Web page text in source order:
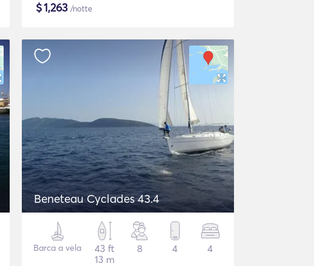
$1,263 /notte
Beneteau Cyclades 43.4
Barca a vela
43 ft
13 m
8 4 4